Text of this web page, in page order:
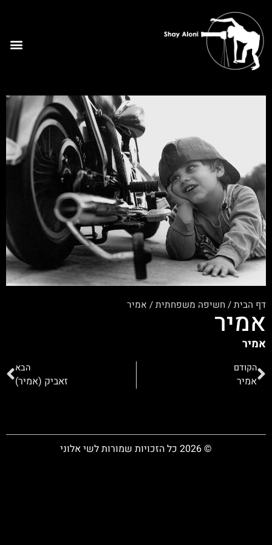
דף הבית/חשיפה משפחתית/ אמיר
אמיר
אמיר
הקודם
אמיר
הבא
זאביק (אמיר)
© 2026 כל הזכויות שמורות לשי אלוני